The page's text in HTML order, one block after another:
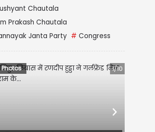
Chautala
Prakash Chautala
Janta Party # Congress
Photos 1/10
Next